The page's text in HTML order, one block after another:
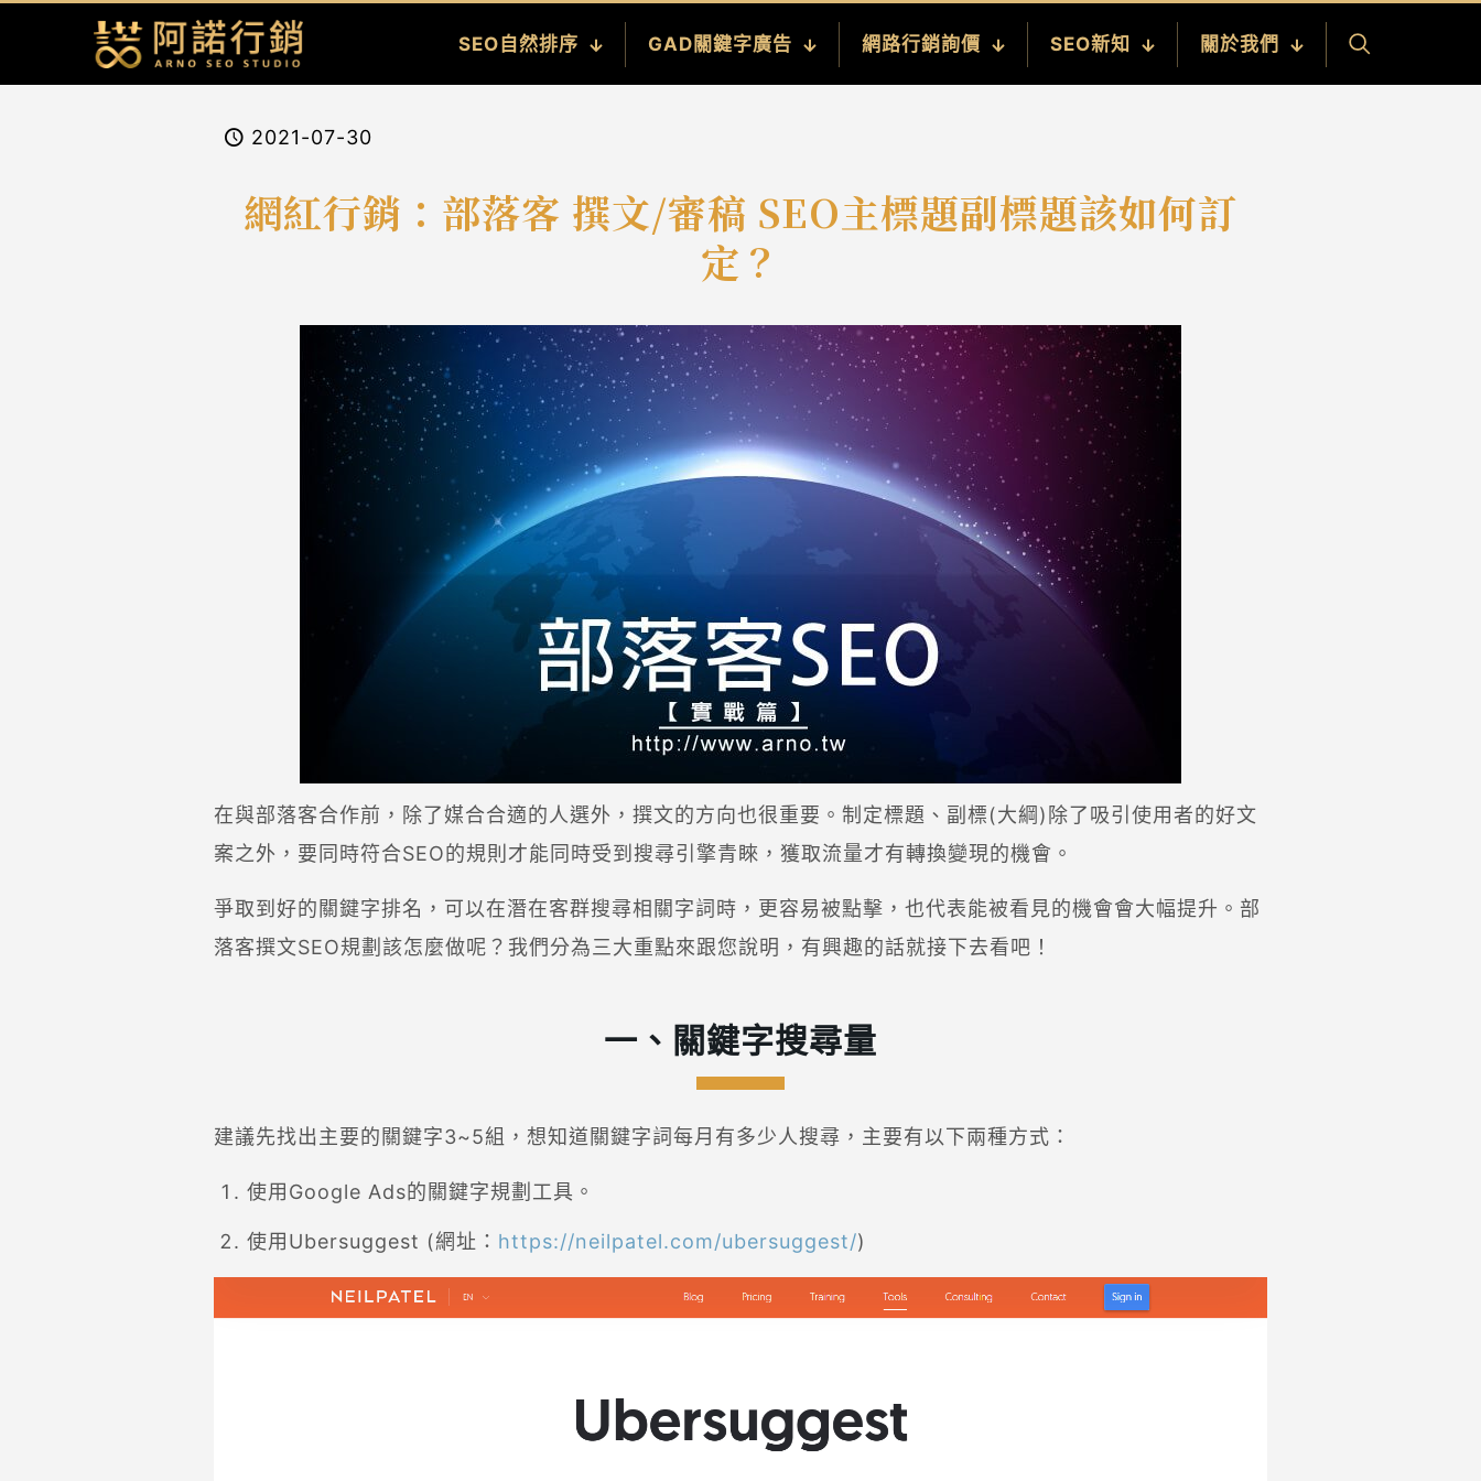
SEO自然排序 GAD關鍵字廣告 網路行銷詢價 SEO新知 關於我們
2021-07-30
網紅行銷：部落客 撰文/審稿 SEO主標題副標題該如何訂
定？
在與部落客合作前，除了媒合合適的人選外，撰文的方向也很重要。制定標題、副標(大綱)除了吸引使用者的好文
案之外，要同時符合SEO的規則才能同時受到搜尋引擎青睞，獲取流量才有轉換變現的機會。
爭取到好的關鍵字排名，可以在潛在客群搜尋相關字詞時，更容易被點擊，也代表能被看見的機會會大幅提升。部
落客撰文SEO規劃該怎麼做呢？我們分為三大重點來跟您說明，有興趣的話就接下去看吧！
一、關鍵字搜尋量
建議先找出主要的關鍵字3~5組，想知道關鍵字詞每月有多少人搜尋，主要有以下兩種方式：
使用Google Ads的關鍵字規劃工具。
使用Ubersuggest (網址： https://neilpatel.com/ubersuggest/)